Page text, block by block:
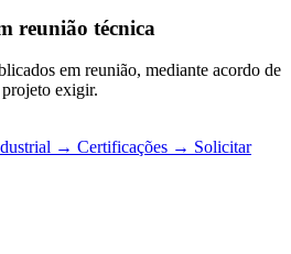
reunião técnica
em reunião, mediante acordo de
exigir.
→ Certificações → Solicitar